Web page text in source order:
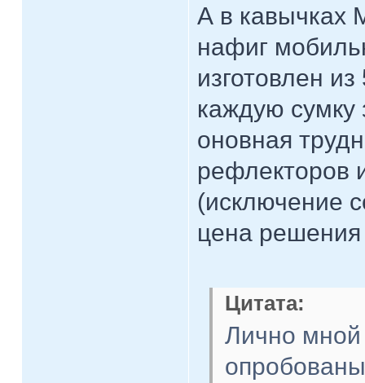
А в кавычках
нафиг
изготовлен
каждую сумку
оновная
рефлекторов
(исключение
цена
Цитата:
Лично